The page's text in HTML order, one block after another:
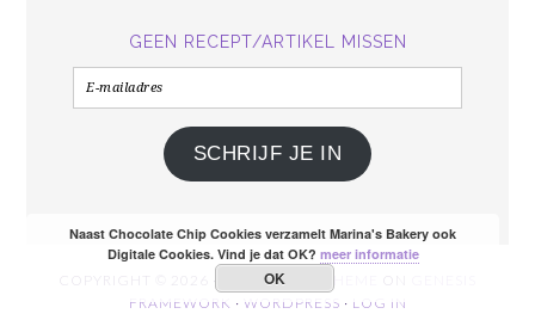
GEEN RECEPT/ARTIKEL MISSEN
E-
mailadres
SCHRIJF JE IN
COPYRIGHT © 2026 · FOODIE PRO THEME
FRAMEWORK · WORDPRESS · LOG IN
Naast Chocolate Chip Cookies verzamelt Marina's Bakery ook
Digitale Cookies. Vind je dat OK? meer informatie
OK